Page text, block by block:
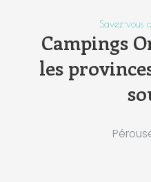
Savez-vous
Campings
les